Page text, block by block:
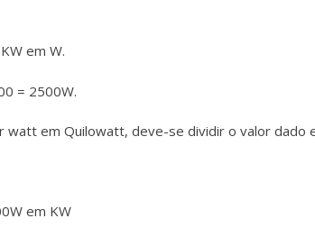
em W.
= 2500W.
watt em Quilowatt, deve-se dividir o valor
em KW